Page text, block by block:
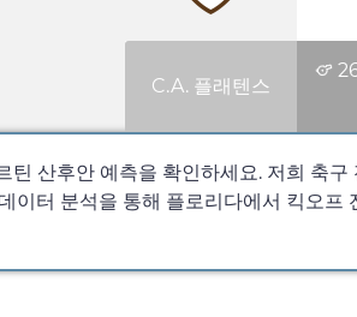
C.A. 플래텐스
틴 산후안 예측을 확인하세요. 저희 축
이터 분석을 통해 플로리다에서 킥오